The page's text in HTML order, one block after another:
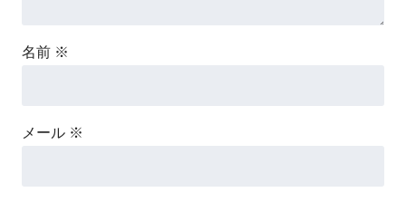
名前 ※
メール ※